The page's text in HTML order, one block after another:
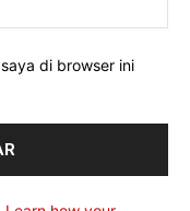
di browser ini